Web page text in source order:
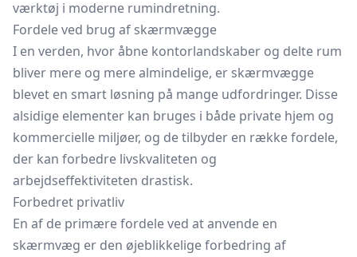
værktøj i moderne rumindretning.
Fordele ved brug af skærmvægge
I en verden, hvor åbne kontorlandskaber og delte rum
bliver mere og mere almindelige, er skærmvægge
blevet en smart løsning på mange udfordringer. Disse
alsidige elementer kan bruges i både private hjem og
kommercielle miljøer, og de tilbyder en række fordele,
der kan forbedre livskvaliteten og
arbejdseffektiviteten drastisk.
Forbedret privatliv
En af de primære fordele ved at anvende en
skærmvæg er den øjeblikkelige forbedring af